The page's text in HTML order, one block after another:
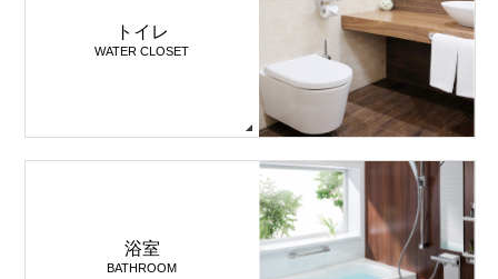
トイレ
WATER CLOSET
浴室
BATHROOM